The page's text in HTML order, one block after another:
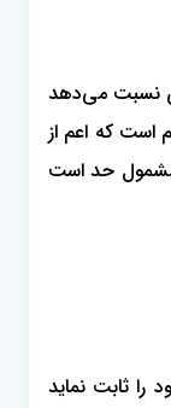
نسبت می‌دهد
است که اعم از
مشمول حد است
ثابت نماید